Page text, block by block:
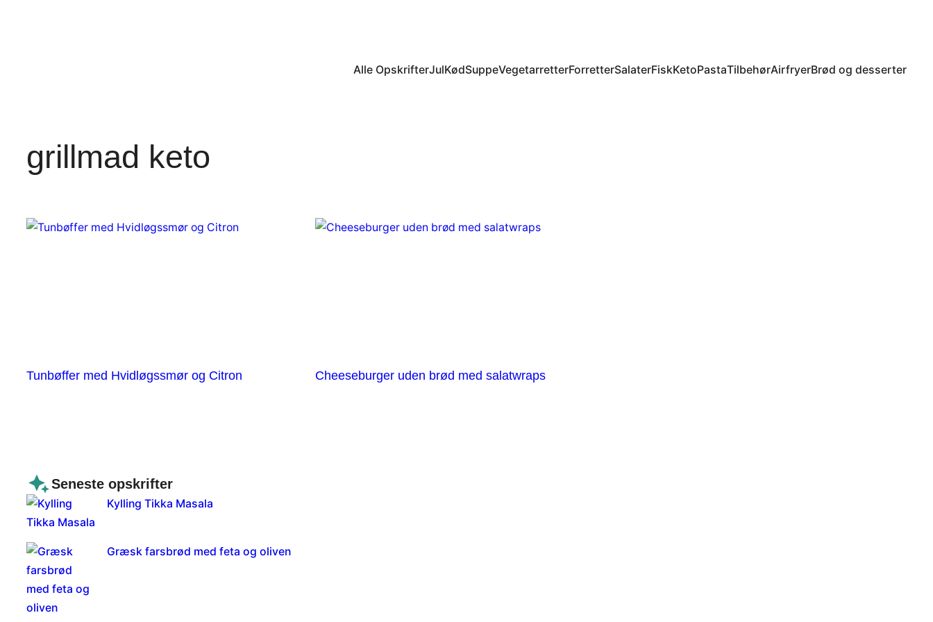
Alle OpskrifterJulKødSuppeVegetarretterForretterSalaterFiskKetoPastaTilbehørAirfryerBrød og desserter
grillmad keto
Tunbøffer med Hvidløgssmør og Citron Cheeseburger uden brød med salatwraps
Seneste opskrifter
Kylling Tikka Masala
Græsk farsbrød med feta og oliven